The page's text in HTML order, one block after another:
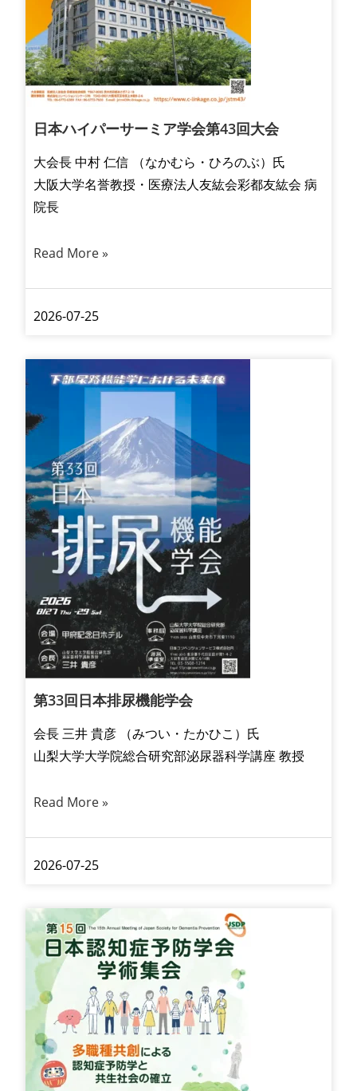
日本ハイパーサーミア学会第43回大会
大会長 中村 仁信 （なかむら・ひろのぶ）氏
大阪大学名誉教授・医療法人友紘会彩都友紘会 病
院長
Read More »
2026-07-25
第33回日本排尿機能学会
会長 三井 貴彦 （みつい・たかひこ）氏
山梨大学大学院総合研究部泌尿器科学講座 教授
Read More »
2026-07-25